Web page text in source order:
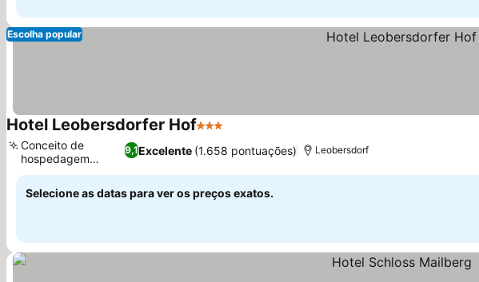
Escolha popular
Hotel Leobersdorfer Hof3 Estrelas
9,1Excelente (1.658 pontuações)
Conceito de
hospedagem
familiar
Leobersdorf
Selecione as datas para ver os preços exatos.